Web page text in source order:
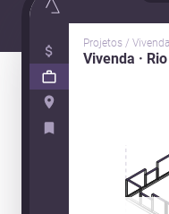
Projetos / Vivenda
Vivenda ·